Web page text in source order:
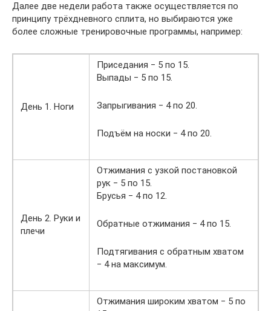
Далее две недели работа также осуществляется по
принципу трёхдневного сплита, но выбираются уже
более сложные тренировочные программы, например:
День 1. Ноги
Приседания ‒ 5 по 15.
Выпады ‒ 5 по 15.
Запрыгивания ‒ 4 по 20.
Подъём на носки ‒ 4 по 20.
День 2. Руки и
плечи
Отжимания с узкой постановкой
рук ‒ 5 по 15.
Брусья ‒ 4 по 12.
Обратные отжимания ‒ 4 по 15.
Подтягивания с обратным хватом
‒ 4 на максимум.
Отжимания широким хватом ‒ 5 по